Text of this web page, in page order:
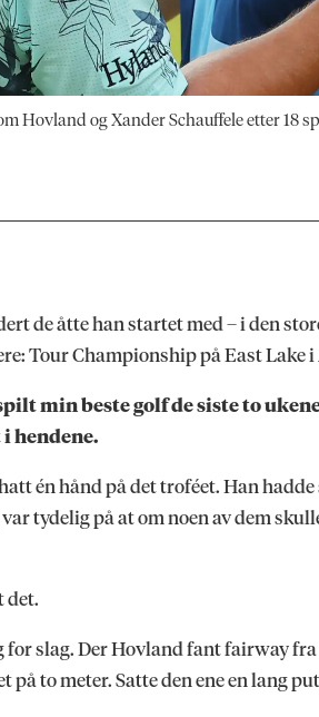
Hovland og Xander Schauffele etter 18
de åtte han startet med – i den
Tour Championship på East Lake
min beste golf de siste to
hendene.
én hånd på det troféet. Han
var tydelig på at om noen av dem
det.
slag. Der Hovland fant fairway
to meter. Satte den ene en lang